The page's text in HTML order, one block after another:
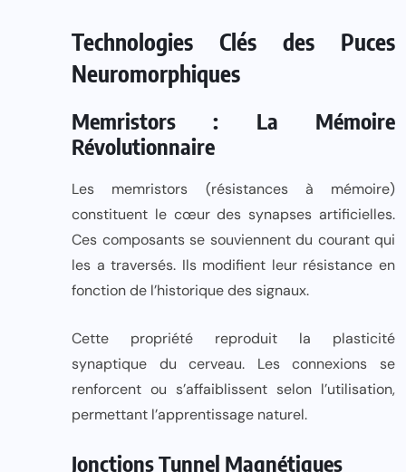
Technologies Clés des Puces
Neuromorphiques
Memristors : La Mémoire
Révolutionnaire
Les memristors (résistances à mémoire)
constituent le cœur des synapses artificielles.
Ces composants se souviennent du courant qui
les a traversés. Ils modifient leur résistance en
fonction de l’historique des signaux.
Cette propriété reproduit la plasticité
synaptique du cerveau. Les connexions se
renforcent ou s’affaiblissent selon l’utilisation,
permettant l’apprentissage naturel.
Jonctions Tunnel Magnétiques